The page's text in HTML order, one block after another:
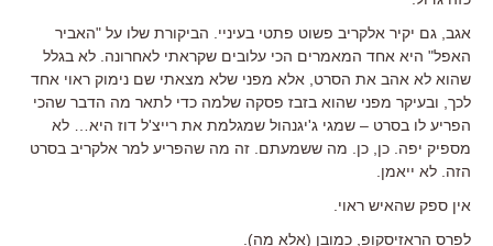
אגב, גם יקיר אלקריב פשוט פתטי בעיניי. הביקורת שלו על "האביר
האפל" היא אחד המאמרים הכי עלובים שקראתי לאחרונה. לא בגלל
שהוא לא אהב את הסרט, אלא מפני שלא מצאתי שם נימוק ראוי אחד
לכך, ובעיקר מפני שהוא בזבז פסקה שלמה כדי לתאר מה הדבר שהכי
הפריע לו בסרט – שמגי ג'יגנהול שמגלמת את רייצ'ל דוז היא… לא
מספיק יפה. כן, כן. מה ששמעתם. זה מה שהפריע למר אלקריב בסרט
הזה. לא ייאמן.
אין ספק שהאיש ראוי.
לפרס הראזיסקופ, כמובן (אלא מה).